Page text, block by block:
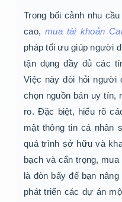
Trong bối cảnh nhu
cao,mua tài khoản
pháp tối ưu giúp người
tận dụng đầy đủ các
Việc này đòi hỏi người
chọn nguồn bán uy tín,
ro. Đặc biệt, hiểu rõ
mật thông tin cá nhân
quá trình sở hữu và
bạch và cẩn trọng,
là đòn bẩy để bạn
phát triển các dự án